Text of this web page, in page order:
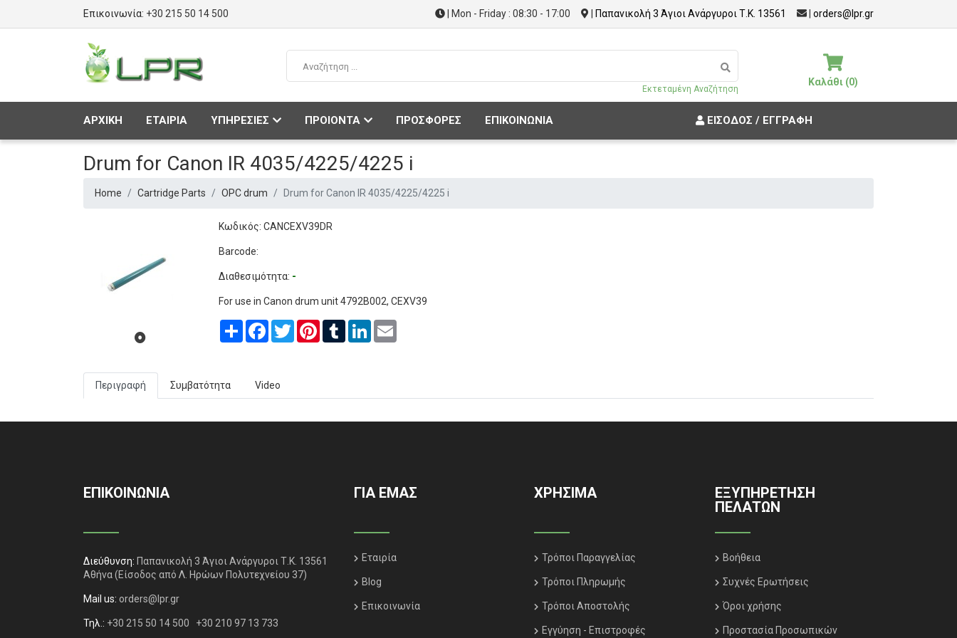
Επικοινωνία: +30 215 50 14 500 | Mon - Friday : 08:30 - 17:00 Παπανικολή 3 Άγιοι Ανάργυροι Τ.Κ. 13561 orders@lpr.gr
Εκτεταμένη Αναζήτηση
Καλάθι (0)
ΑΡΧΙΚΗ ΕΤΑΙΡΙΑ ΥΠΗΡΕΣΙΕΣ ΠΡΟΙΟΝΤΑ ΠΡΟΣΦΟΡΕΣ ΕΠΙΚΟΙΝΩΝΙΑ ΕΊΣΟΔΟΣ / ΕΓΓΡΑΦΉ
Drum for Canon IR 4035/4225/4225 i
Home Cartridge Parts OPC drum Drum for Canon IR 4035/4225/4225 i
Κωδικός: CANCEXV39DR
Barcode:
Διαθεσιμότητα: -
For use in Canon drum unit 4792B002, CEXV39
Share Facebook
TwitterPinterestTumblrLinkedIn
Περιγραφή Συμβατότητα Video
ΕΠΙΚΟΙΝΩΝΙΑ
Διεύθυνση: Παπανικολή 3 Άγιοι Ανάργυροι Τ.Κ. 13561
Αθήνα(Είσοδος από Λ. Ηρώων Πολυτεχνείου 37)
Mail us: orders@lpr.gr
Τηλ.: +30 215 50 14 500 +30 210 97 13 733
ΓΙΑ ΕΜΑΣ
Εταιρία
Blog
Επικοινωνία
ΧΡΗΣΙΜΑ
Τρόποι Παραγγελίας
Τρόποι Πληρωμής
Τρόποι Αποστολής
Εγγύηση - Επιστροφές
ΕΞΥΠΗΡΈΤΗΣΗ
ΠΕΛΑΤΏΝ
Βοήθεια
Συχνές Ερωτήσεις
Όροι χρήσης
Προστασία Προσωπικών